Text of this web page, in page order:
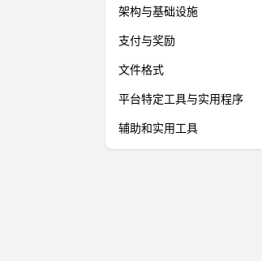
架构与基础设施
支付与奖励
文件格式
平台特定工具与实用程序
辅助和实用工具